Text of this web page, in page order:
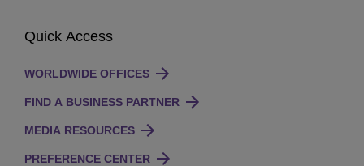
Quick Access
WORLDWIDE OFFICES
FIND A BUSINESS PARTNER
MEDIA RESOURCES
PREFERENCE CENTER